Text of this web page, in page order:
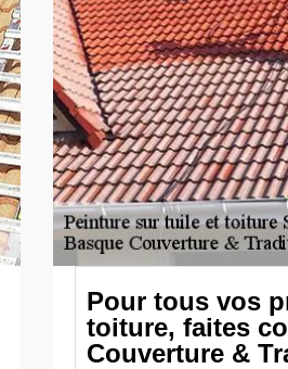
Pour tous vos
toiture, faites
Couverture &